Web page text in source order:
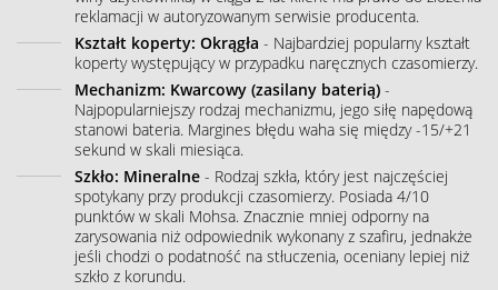
reklamacji w autoryzowanym serwisie producenta.
Kształt koperty: Okrągła - Najbardziej popularny kształt
koperty występujący w przypadku naręcznych czasomierzy.
Mechanizm: Kwarcowy (zasilany baterią) -
Najpopularniejszy rodzaj mechanizmu, jego siłę napędową
stanowi bateria. Margines błędu waha się między -15/+21
sekund w skali miesiąca.
Szkło: Mineralne - Rodzaj szkła, który jest najczęściej
spotykany przy produkcji czasomierzy. Posiada 4/10
punktów w skali Mohsa. Znacznie mniej odporny na
zarysowania niż odpowiednik wykonany z szafiru, jednakże
jeśli chodzi o podatność na stłuczenia, oceniany lepiej niż
szkło z korundu.